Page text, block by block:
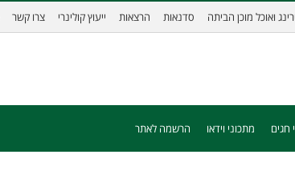
ואוכל מוכן הביתה סדנאות הרצאות ייעוץ קולינרי צרו קשר
חגים מתכוני וידאו הרשמה לאתר